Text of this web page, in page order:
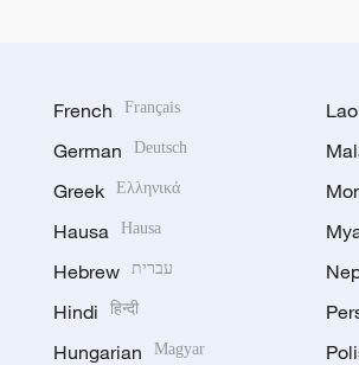
French Français
German Deutsch
Greek Ελληνικά
Hausa Hausa
Hebrew עברית
Hindi हिन्दी
Hungarian Magyar
Lao